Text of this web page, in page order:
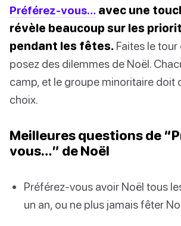
Préférez-vous… avec une
révèle beaucoup sur les
pendant les fêtes. Faites le
posez des dilemmes de Noël.
camp, et le groupe minoritaire doit
choix.
Meilleures questions de
vous…” de Noël
Préférez-vous avoir Noël tous
un an, ou ne plus jamais fêter